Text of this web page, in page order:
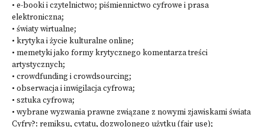
• e-booki i czytelnictwo; piśmiennictwo cyfrowe i prasa
elektroniczna;
• światy wirtualne;
• krytyka i życie kulturalne online;
• memetyki jako formy krytycznego komentarza treści
artystycznych;
• crowdfunding i crowdsourcing;
• obserwacja i inwigilacja cyfrowa;
• sztuka cyfrowa;
• wybrane wyzwania prawne związane z nowymi zjawiskami świata
Cyfry?: remiksu, cytatu, dozwolonego użytku (fair use);